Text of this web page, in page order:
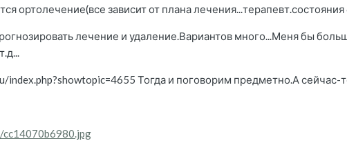
ортолечение(все зависит от плана
лечение и удаление.Вариантов много...Меня бы
index.php?showtopic=4655 Тогда и поговорим предметно.А